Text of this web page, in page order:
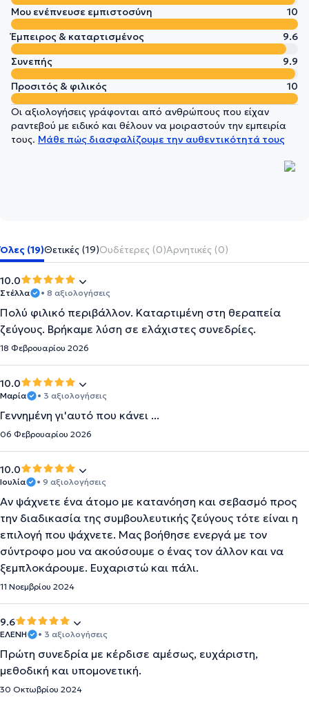
Μου ενέπνευσε εμπιστοσύνη
10
Έμπειρος & καταρτισμένος
9.6
Συνεπής
9.9
Προσιτός & φιλικός
10
Οι αξιολογήσεις γράφονται από ανθρώπους που είχαν
ραντεβού με ειδικό και θέλουν να μοιραστούν την εμπειρία
τους. Μάθε πώς διασφαλίζουμε την αυθεντικότητά τους
Όλες (19)Θετικές (19)Ουδέτερες (0)Αρνητικές (0)
10.0
Στέλλα • 8 αξιολογήσεις
Πολύ φιλικό περιβάλλον. Καταρτιμένη στη θεραπεία
ζεύγους. Βρήκαμε λύση σε ελάχιστες συνεδρίες.
18 Φεβρουαρίου 2026
10.0
Μαρία • 3 αξιολογήσεις
Γεννημένη γι'αυτό που κάνει ...
06 Φεβρουαρίου 2026
10.0
Ιουλία • 9 αξιολογήσεις
Αν ψάχνετε ένα άτομο με κατανόηση και σεβασμό προς
την διαδικασία της συμβουλευτικής ζεύγους τότε είναι η
επιλογή που ψάχνετε. Μας βοήθησε ενεργά με τον
σύντροφο μου να ακούσουμε ο ένας τον άλλον και να
ξεμπλοκάρουμε. Ευχαριστώ και πάλι.
11 Νοεμβρίου 2024
9.6
ΕΛΕΝΗ • 3 αξιολογήσεις
Πρώτη συνεδρία με κέρδισε αμέσως, ευχάριστη,
μεθοδική και υπομονετική.
30 Οκτωβρίου 2024